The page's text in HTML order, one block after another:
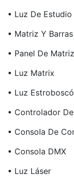
• Luz De Estudio
• Matriz Y
• Panel De
• Luz Matrix
• Luz
• Controlador
• Consola De
• Consola DMX
• Luz Láser